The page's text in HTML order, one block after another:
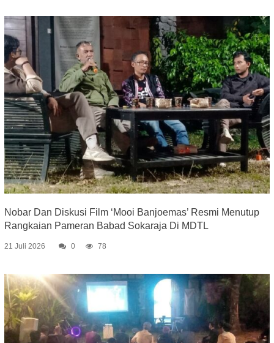
Nobar Dan Diskusi Film ‘Mooi Banjoemas’ Resmi Menutup
Rangkaian Pameran Babad Sokaraja Di MDTL
21 Juli 2026 0 78